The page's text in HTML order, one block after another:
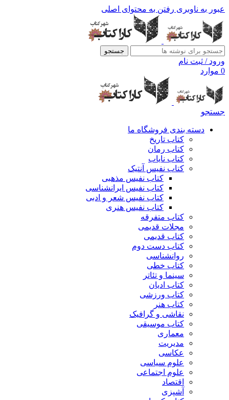
عبور به ناوبری رفتن به محتوای اصلی
جستجو
ورود / ثبت نام
0 موارد
جستجو
دسته بندی فروشگاه ما
کتاب تاریخ
کتاب رمان
کتاب نایاب
کتاب نفیس آنتیک
کتاب نفیس مذهبی
کتاب نفیس ایرانشناسی
کتاب نفیس شعر و ادبی
کتاب نفیس هنری
کتاب متفرقه
مجلات قدیمی
کتاب قدیمی
کتاب دست دوم
روانشناسی
کتاب خطی
سینما و تئاتر
کتاب ادیان
کتاب ورزشی
کتاب هنر
نقاشی و گرافیک
کتاب موسیقی
معماری
مدیریت
عکاسی
علوم سیاسی
علوم اجتماعی
اقتصاد
آشپزی